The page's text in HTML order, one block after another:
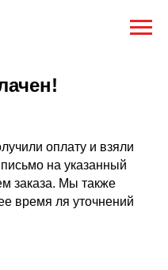
оплату и взяли
на указанный
заказа. Мы также
время ля уточнений